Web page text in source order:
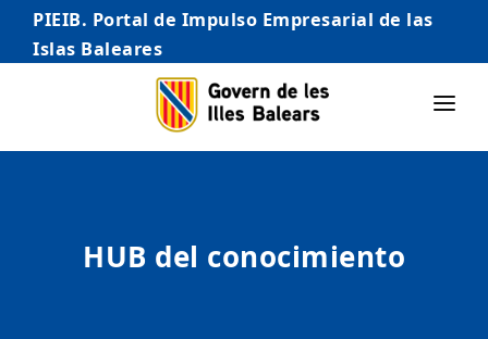
PIEIB. Portal de Impulso Empresarial de las
Islas Baleares
INICIO
AUTÓNOMO/AUTÓNOMA
HUB del conocimiento